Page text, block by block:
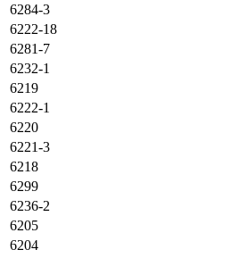
6284-3
6222-18
6281-7
6232-1
6219
6222-1
6220
6221-3
6218
6299
6236-2
6205
6204